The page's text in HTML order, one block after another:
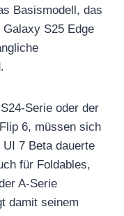
Basismodell, das
S25 Edge
Serie oder der
6, müssen sich
7 Beta dauerte
für Foldables,
A-Serie
damit seinem